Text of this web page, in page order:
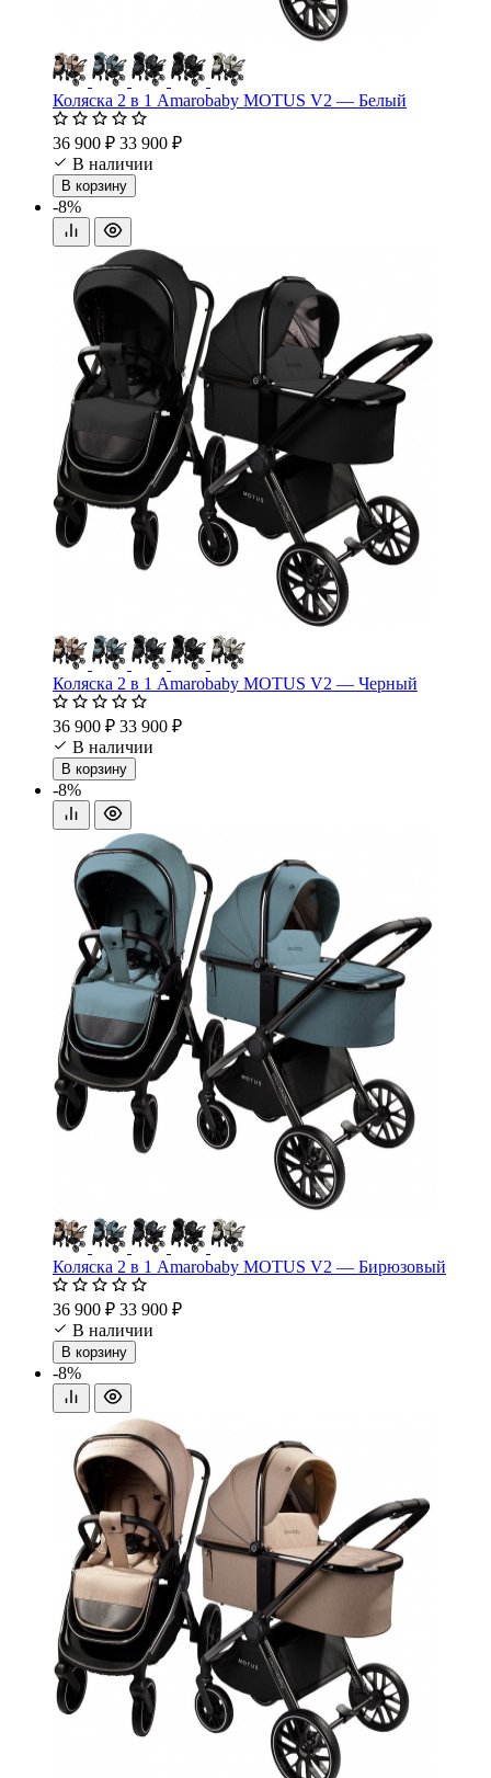
Коляска 2 в 1 Amarobaby MOTUS V2 — Белый
36 900 ₽ 33 900 ₽
В наличии
В корзину
-8%
Коляска 2 в 1 Amarobaby MOTUS V2 — Черный
36 900 ₽ 33 900 ₽
В наличии
В корзину
-8%
Коляска 2 в 1 Amarobaby MOTUS V2 — Бирюзовый
36 900 ₽ 33 900 ₽
В наличии
В корзину
-8%